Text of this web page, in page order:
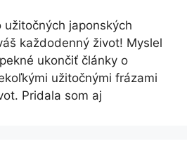
japonských
každodenný život! Myslel
ukončiť články o
užitočnými frázami
Pridala som aj